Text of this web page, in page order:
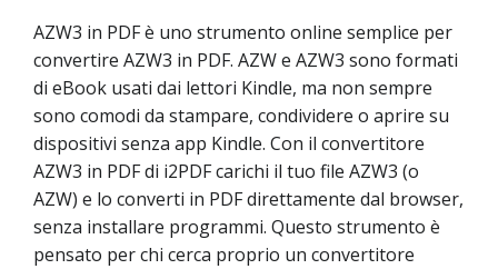
AZW3 in PDF è uno strumento online semplice per
convertire AZW3 in PDF. AZW e AZW3 sono formati
di eBook usati dai lettori Kindle, ma non sempre
sono comodi da stampare, condividere o aprire su
dispositivi senza app Kindle. Con il convertitore
AZW3 in PDF di i2PDF carichi il tuo file AZW3 (o
AZW) e lo converti in PDF direttamente dal browser,
senza installare programmi. Questo strumento è
pensato per chi cerca proprio un convertitore